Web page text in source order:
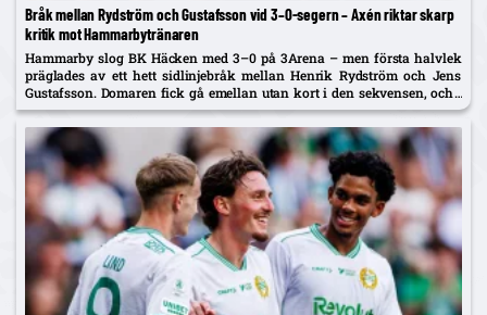
Bråk mellan Rydström och Gustafsson vid 3–0-segern – Axén riktar skarp
kritik mot Hammarbytränaren
Hammarby slog BK Häcken med 3–0 på 3Arena – men första halvlek
präglades av ett hett sidlinjebråk mellan Henrik Rydström och Jens
Gustafsson. Domaren fick gå emellan utan kort i den sekvensen, och i
TV4:s sändning sågades Rydström av Alexander...